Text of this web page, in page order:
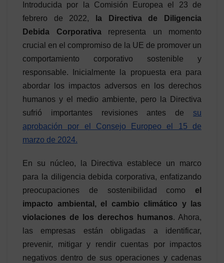
Introducida por la Comisión Europea el 23 de
febrero de 2022,
la Directiva de Diligencia
Debida Corporativarepresenta un momento
crucial en el compromiso de la UE de promover un
comportamiento corporativo sostenible y
responsable. Inicialmente la propuesta era para
abordar los impactos adversos en los derechos
humanos y el medio ambiente, pero la Directiva
sufrió importantes revisiones antes de su
aprobación por el Consejo Europeo el 15 de
marzo de 2024.
En su núcleo, la Directiva establece un marco
para la diligencia debida corporativa, enfatizando
preocupaciones de sostenibilidad como el
impacto ambiental, el cambio climático y las
violaciones de los derechos humanos. Ahora,
las empresas están obligadas a identificar,
prevenir, mitigar y rendir cuentas por impactos
negativos dentro de sus operaciones y cadenas